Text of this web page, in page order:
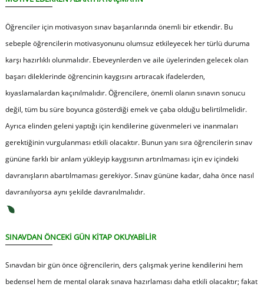
Öğrenciler için motivasyon sınav başarılarında önemli bir etkendir. Bu
sebeple öğrencilerin motivasyonunu olumsuz etkileyecek her türlü duruma
karşı hazırlıklı olunmalıdır. Ebeveynlerden ve aile üyelerinden gelecek olan
başarı dileklerinde öğrencinin kaygısını artıracak ifadelerden,
kıyaslamalardan kaçınılmalıdır. Öğrencilere, önemli olanın sınavın sonucu
değil, tüm bu süre boyunca gösterdiği emek ve çaba olduğu belirtilmelidir.
Ayrıca elinden geleni yaptığı için kendilerine güvenmeleri ve inanmaları
gerektiğinin vurgulanması etkili olacaktır. Bunun yanı sıra öğrencilerin sınav
gününe farklı bir anlam yükleyip kaygısının artırılmaması için ev içindeki
davranışların abartılmaması gerekiyor. Sınav gününe kadar, daha önce nasıl
davranılıyorsa aynı şekilde davranılmalıdır.
SINAVDAN ÖNCEKİ GÜN KİTAP OKUYABİLİR
Sınavdan bir gün önce öğrencilerin, ders çalışmak yerine kendilerini hem
bedensel hem de mental olarak sınava hazırlaması daha etkili olacaktır; fakat